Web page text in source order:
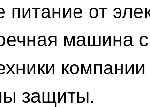
питание от
машина
защиты.